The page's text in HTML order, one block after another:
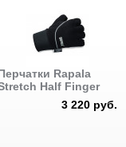
Rapala
Half Finger
3 220 руб.